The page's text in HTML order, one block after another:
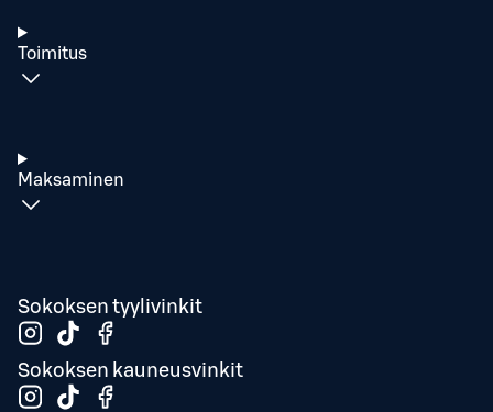
Toimitus
Maksaminen
Sokoksen tyylivinkit
Sokoksen kauneusvinkit